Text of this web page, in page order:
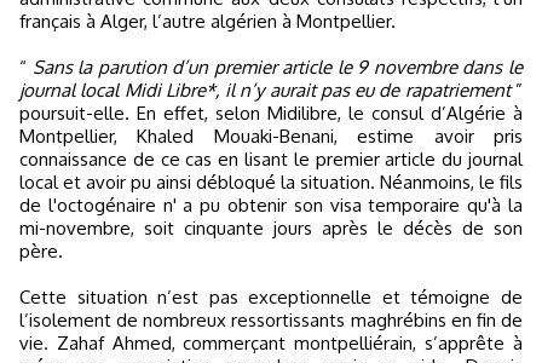
français à Alger, l’autre algérien à Montpellier.
“ Sans la parution d’un premier article le 9 novembre dans le
journal local Midi Libre*, il n’y aurait pas eu de rapatriement”
poursuit-elle. En effet, selon Midilibre, le consul d’Algérie à
Montpellier, Khaled Mouaki-Benani, estime avoir pris
connaissance de ce cas en lisant le premier article du journal
local et avoir pu ainsi débloqué la situation. Néanmoins, le fils
de l'octogénaire n' a pu obtenir son visa temporaire qu'à la
mi-novembre, soit cinquante jours après le décès de son
père.
Cette situation n’est pas exceptionnelle et témoigne de
l’isolement de nombreux ressortissants maghrébins en fin de
vie. Zahaf Ahmed, commerçant montpelliérain, s’apprête à